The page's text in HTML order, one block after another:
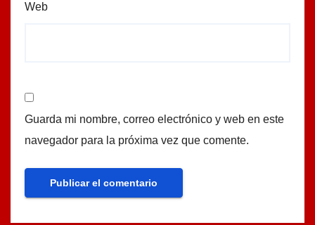
Web
Guarda mi nombre, correo electrónico y web en este
navegador para la próxima vez que comente.